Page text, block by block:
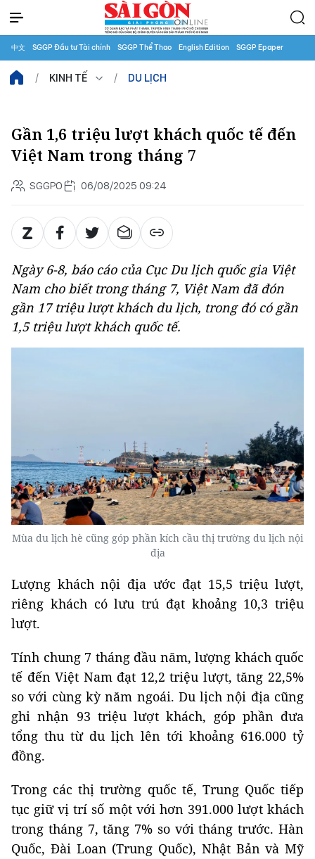
中文 SGGP Đầu tư Tài chính SGGP Thể Thao English Edition SGGP Epaper
KINH TẾ DU LỊCH
Gần 1,6 triệu lượt khách quốc tế đến
Việt Nam trong tháng 7
SGGPO 06/08/2025 09:24
Ngày 6-8, báo cáo của Cục Du lịch quốc gia Việt
Nam cho biết trong tháng 7, Việt Nam đã đón
gần 17 triệu lượt khách du lịch, trong đó có gần
1,5 triệu lượt khách quốc tế.
Mùa du lịch hè cũng góp phần kích cầu thị trường du lịch nội
địa
Lượng khách nội địa ước đạt 15,5 triệu lượt,
riêng khách có lưu trú đạt khoảng 10,3 triệu
lượt.
Tính chung 7 tháng đầu năm, lượng khách quốc
tế đến Việt Nam đạt 12,2 triệu lượt, tăng 22,5%
so với cùng kỳ năm ngoái. Du lịch nội địa cũng
ghi nhận 93 triệu lượt khách, góp phần đưa
tổng thu từ du lịch lên tới khoảng 616.000 tỷ
đồng.
Trong các thị trường quốc tế, Trung Quốc tiếp
tục giữ vị trí số một với hơn 391.000 lượt khách
trong tháng 7, tăng 7% so với tháng trước. Hàn
Quốc, Đài Loan (Trung Quốc), Nhật Bản và Mỹ